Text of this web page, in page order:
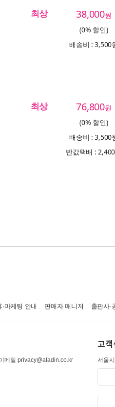
최상 38,000원
(0% 할인)
배송비 : 3,500
최상 76,800원
(0% 할인)
배송비 : 3,500
반값택배 :
·마케팅 안내 판매자 매니저 출판사·
메일 privacy@aladin.co.kr
고
서울